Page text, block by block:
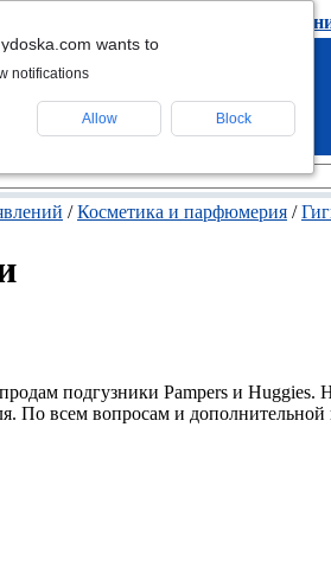
удалить
/Косметика и парфюмерия /
подгузники Pampers и Huggies.
По всем вопросам и
wants to
notifications
Allow Block